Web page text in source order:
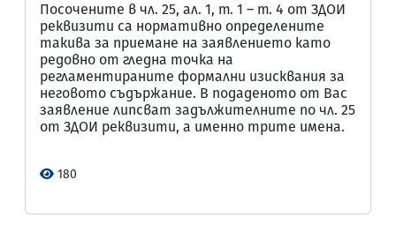
Посочените в чл. 25, ал. 1, т. 1 – т. 4 от ЗДОИ
реквизити са нормативно определените
такива за приемане на заявлението като
редовно от гледна точка на
регламентираните формални изисквания за
неговото съдържание. В подаденото от Вас
заявление липсват задължителните по чл. 25
от ЗДОИ реквизити, а именно трите имена.
180